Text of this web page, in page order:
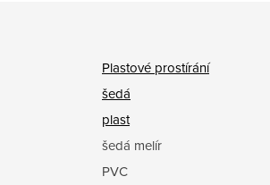
Plastové prostírání
šedá
plast
šedá melír
PVC